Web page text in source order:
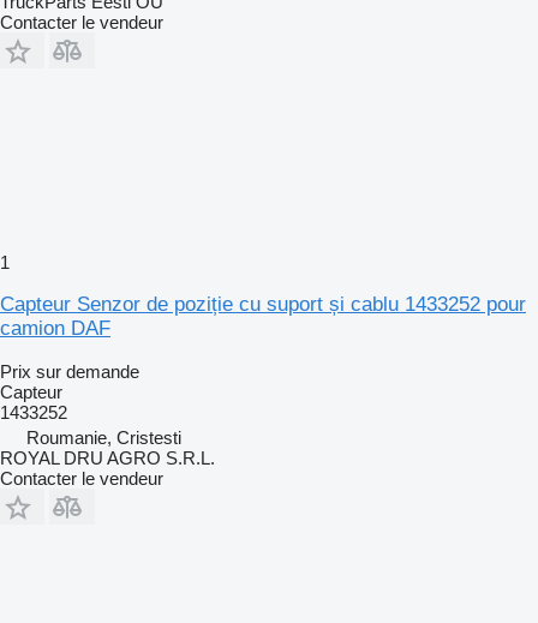
Contacter le vendeur
1
Capteur Senzor de poziție cu suport și cablu 1433252 pour
camion DAF
Prix sur demande
Capteur
1433252
Roumanie, Cristesti
ROYAL DRU AGRO S.R.L.
Contacter le vendeur